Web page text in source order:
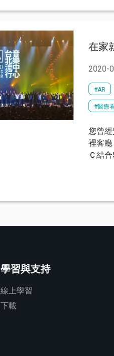
在家
2020-
#AR
#醫療
您曾
裡客
Ｃ結
學習與支持
線上學習
下載